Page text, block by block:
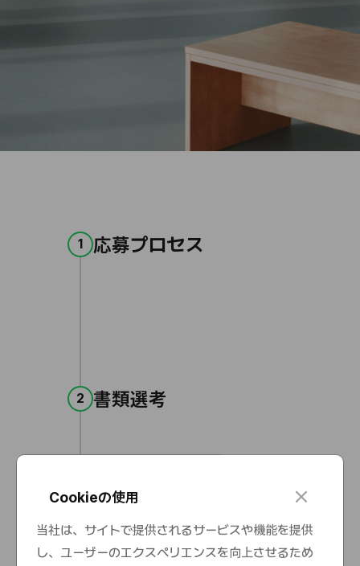
1 応募プロセス
2 書類選考
3 適性検査
Cookieの使用
当社は、サイトで提供されるサービスや機能を提供
し、ユーザーのエクスペリエンスを向上させるため
o
s
e